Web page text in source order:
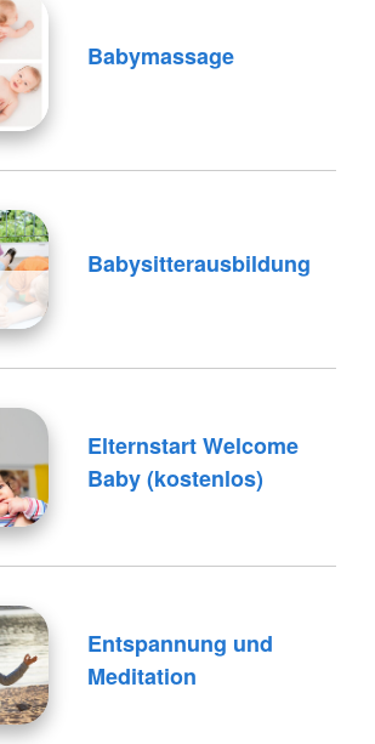
Babymassage
Babysitterausbildung
Elternstart Welcome
Baby (kostenlos)
Entspannung und
Meditation